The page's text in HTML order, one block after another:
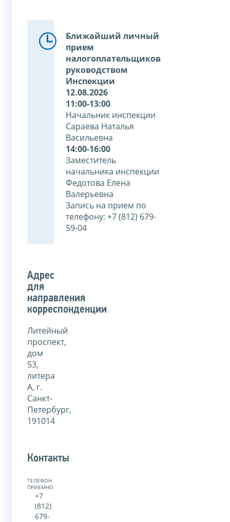
Ближайший личный
прием
налогоплательщиков
руководством
Инспекции
12.08.2026
11:00-13:00
Начальник инспекции
Сараева Наталья
Васильевна
14:00-16:00
Заместитель
начальника инспекции
Федотова Елена
Валерьевна
Запись на прием по
телефону: +7 (812) 679-
59-04
Адрес
для
направления
корреспонденции
Литейный
проспект,
дом
53,
литера
А, г.
Санкт-
Петербург,
191014
Контакты
ТЕЛЕФОН
ПРИЕМНОЙ:
+7
(812)
679-